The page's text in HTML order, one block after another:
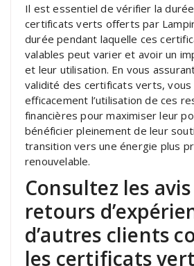
Il est essentiel de vérifier la
certificats verts offerts par
durée pendant laquelle ces
valables peut varier et avoir un
et leur utilisation. En vous
validité des certificats verts, vous
efficacement l’utilisation de ces
financières pour maximiser leur
bénéficier pleinement de leur
transition vers une énergie plus
renouvelable.
Consultez les
retours
d’autres clients
les certificats